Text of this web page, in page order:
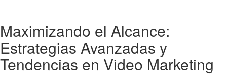
Maximizando el Alcance:
Estrategias Avanzadas y
Tendencias en Video Marketing